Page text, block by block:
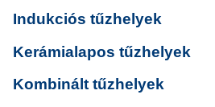
Indukciós tűzhelyek
Kerámialapos tűzhelyek
Kombinált tűzhelyek